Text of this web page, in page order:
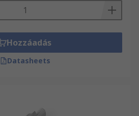
Hozzáadás
Datasheets